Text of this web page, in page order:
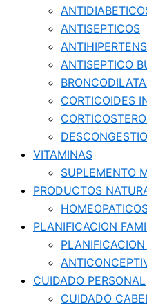
ANTISEPTICOS
ANTISEPTICO
CORTICOIDES
VITAMINAS
SUPLEMENTO
PRODUCTOS
PLANIFICACION
CUIDADO PERSONAL
CUIDADO